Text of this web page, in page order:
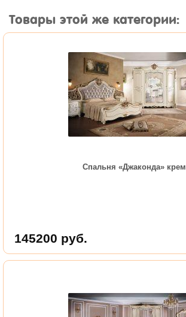
Товары этой же категории:
Спальня «Джаконда» крем
145200 руб.